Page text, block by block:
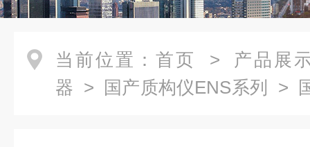
当前位置： 首页 > 产品展
器 > 国产质构仪ENS系列
> 国